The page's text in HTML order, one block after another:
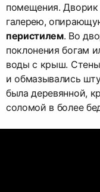
помещения.
галерею,
перистилем. Во
поклонения богам
воды с крыш.
и обмазывались
была деревянной,
соломой в более